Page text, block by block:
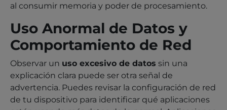
al consumir memoria y poder de procesamiento.
Uso Anormal de Datos y
Comportamiento de Red
Observar un uso excesivo de datos sin una
explicación clara puede ser otra señal de
advertencia. Puedes revisar la configuración de red
de tu dispositivo para identificar qué aplicaciones